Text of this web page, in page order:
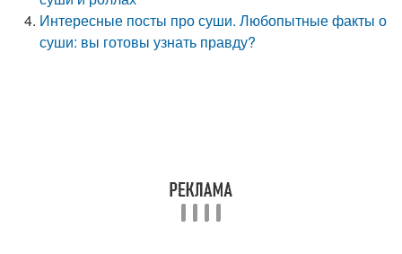
Интересные посты про суши. Любопытные факты о
суши: вы готовы узнать правду?